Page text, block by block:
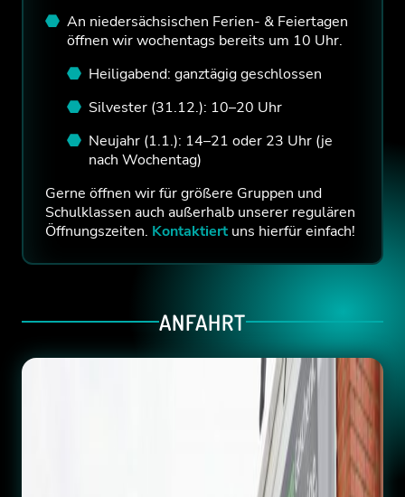
An niedersächsischen Ferien- & Feiertagen
öffnen wir wochentags bereits um 10 Uhr.
Heiligabend: ganztägig geschlossen
Silvester (31.12.): 10–20 Uhr
Neujahr (1.1.): 14–21 oder 23 Uhr (je
nach Wochentag)
Gerne öffnen wir für größere Gruppen und
Schulklassen auch außerhalb unserer regulären
Öffnungszeiten. Kontaktiert uns hierfür einfach!
ANFAHRT